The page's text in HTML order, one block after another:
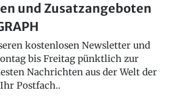
und Zusatzangeboten
kostenlosen Newsletter und
bis Freitag pünktlich zur
Nachrichten aus der Welt der
Postfach..